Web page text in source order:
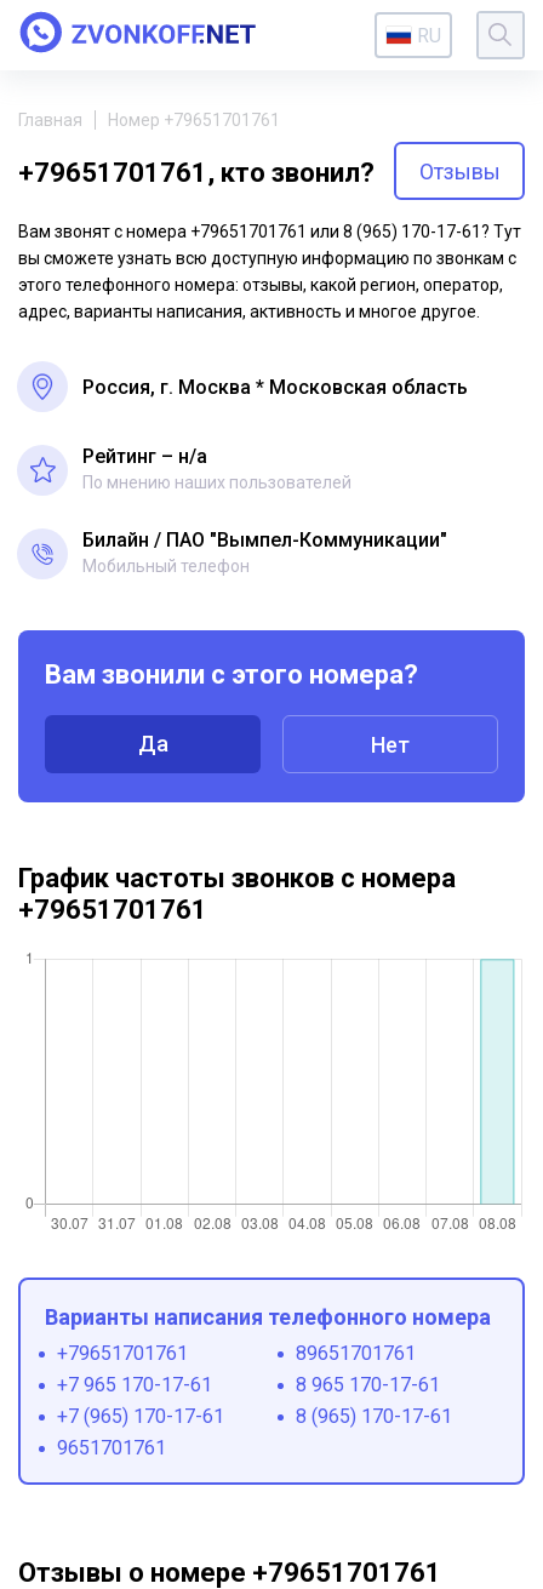
RU
Главная Номер +79651701761
+79651701761, кто звонил? Отзывы
Вам звонят с номера +79651701761 или 8 (965) 170-17-61? Тут
вы сможете узнать всю доступную информацию по звонкам с
этого телефонного номера: отзывы, какой регион, оператор,
адрес, варианты написания, активность и многое другое.
Россия, г. Москва * Московская область
Рейтинг – н/a
По мнению наших пользователей
Билайн ПАО "Вымпел-Коммуникации"
Мобильный телефон
Вам звонили с этого номера?
Да Нет
График частоты звонков с номера
+79651701761
Варианты написания телефонного номера
+79651701761
89651701761
+7 965 170-17-61
8 965 170-17-61
+7 (965) 170-17-61
8 (965) 170-17-61
9651701761
Отзывы о номере +79651701761